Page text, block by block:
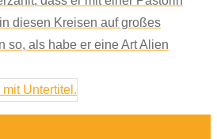
diesen Kreisen auf großes
so, als habe er eine Art Alien